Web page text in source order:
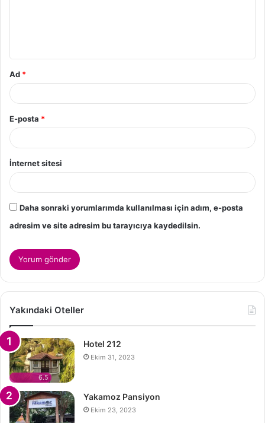
Ad *
E-posta *
İnternet sitesi
Daha sonraki yorumlarımda kullanılması için adım, e-posta
adresim ve site adresim bu tarayıcıya kaydedilsin.
Yakındaki Oteller
6.5
Hotel 212
Ekim 31, 2023
Yakamoz Pansiyon
Ekim 23, 2023